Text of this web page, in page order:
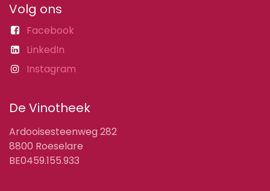
Volg ons
Facebook
LinkedIn
Instagram
De Vinotheek
Ardooisesteenweg 282
8800 Roeselare
BE0459.155.933